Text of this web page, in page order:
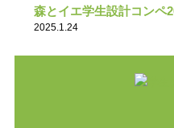
森とイエ学生設計コンペ
2025.1.24